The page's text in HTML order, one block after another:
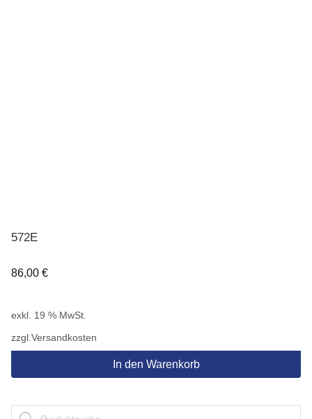
572E
86,00 €
exkl. 19 % MwSt.
zzgl.Versandkosten
In den Warenkorb
Products